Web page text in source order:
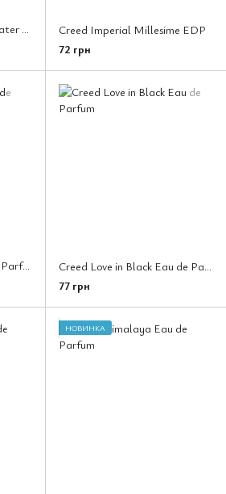
Creed Silver Mountain Water EDP
Creed Imperial Millesime EDP
72 грн
Creed Royal Oud Eau de Parfum
Creed Love in Black Eau de Parfum
77 грн
НОВИНКА